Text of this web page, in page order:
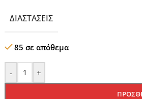
ΔΙΑΣΤΆΣΕΙΣ
85 σε απόθεμα
- +